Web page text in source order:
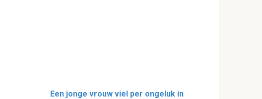
Een jonge vrouw viel per ongeluk in